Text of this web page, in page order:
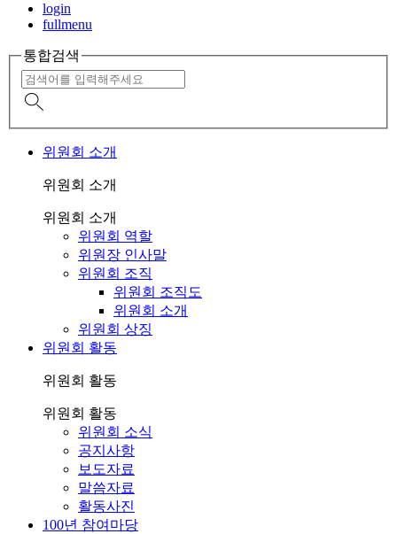
login
fullmenu
통합검색
위원회 소개
위원회 소개
위원회 소개
위원회 역할
위원장 인사말
위원회 조직
위원회 조직도
위원회 소개
위원회 상징
위원회 활동
위원회 활동
위원회 활동
위원회 소식
공지사항
보도자료
말씀자료
활동사진
100년 참여마당